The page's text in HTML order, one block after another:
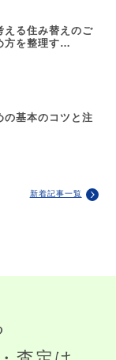
える住み替えのご
方を整理す…
の基本のコツと注
新着記事一覧